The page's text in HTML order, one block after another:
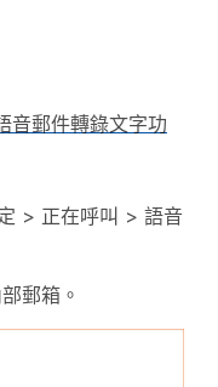
音郵件轉錄文字功
> 正在呼叫 > 語音
郵箱 。